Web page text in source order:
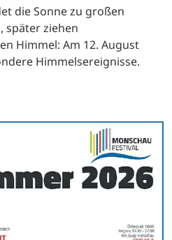
die Sonne zu großen
später ziehen
Himmel: Am 12. August
Himmelsereignisse.